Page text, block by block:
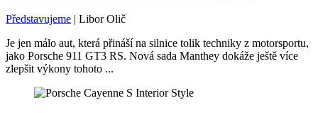
Představujeme | Libor Olič
Je jen málo aut, která přináší na silnice tolik techniky z motorsportu,
jako Porsche 911 GT3 RS. Nová sada Manthey dokáže ještě více
zlepšit výkony tohoto ...